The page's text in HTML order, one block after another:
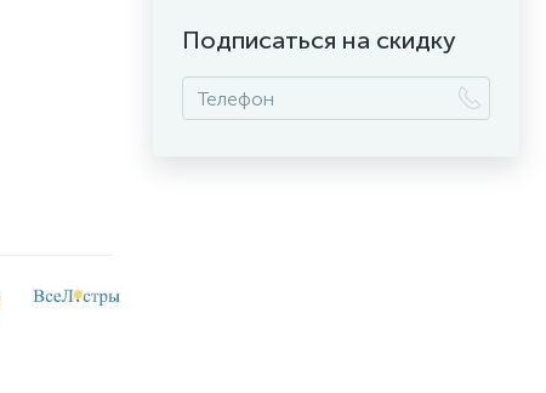
Подписаться на скидку